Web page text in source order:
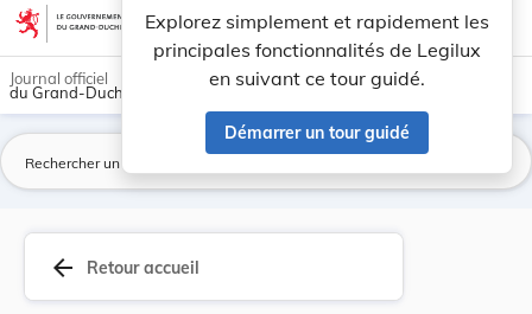
Aller au contenu account_circle help Aide
Explorez simplement et rapidement les
principales fonctionnalités de Legilux
en suivant ce tour guidé.
Démarrer un tour guidé
light_mode dark_mode
Journal officiel
du Grand-Duché de Luxembourg
arrow_back Retour accueil